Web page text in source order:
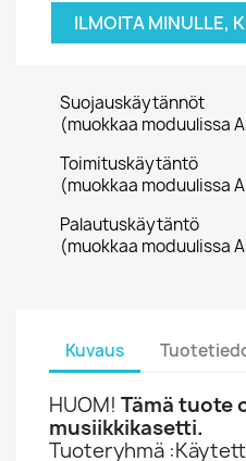
ILMOITA MINULLE,
Suojauskäytännöt
(muokkaa moduulissa
Toimituskäytäntö
(muokkaa moduulissa
Palautuskäytäntö
(muokkaa moduulissa
Kuvaus
HUOM! Tämä tuote
musiikkikasetti.
Tuoteryhmä